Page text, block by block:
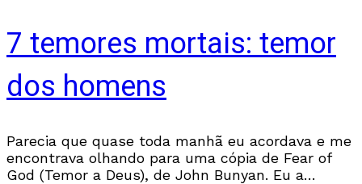
7 temores mortais: temor
dos homens
Parecia que quase toda manhã eu acordava e me
encontrava olhando para uma cópia de Fear of
God (Temor a Deus), de John Bunyan. Eu a